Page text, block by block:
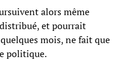
alors même
et pourrait
mois, ne fait que
politique.